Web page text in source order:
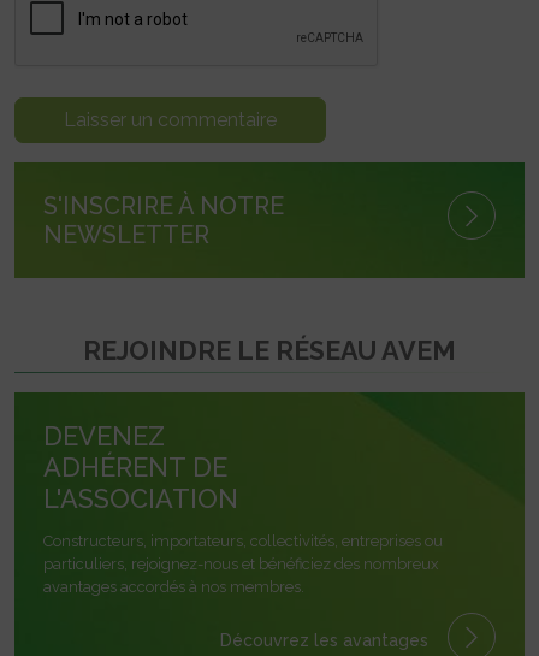
S'INSCRIRE À NOTRE
NEWSLETTER
REJOINDRE LE RÉSEAU AVEM
DEVENEZ
ADHÉRENT DE
L'ASSOCIATION
Constructeurs, importateurs, collectivités, entreprises ou
particuliers, rejoignez-nous et bénéficiez des nombreux
avantages accordés à nos membres.
Découvrez les avantages